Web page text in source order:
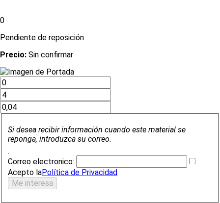
0
Pendiente de reposición
Precio: Sin confirmar
Si desea recibir información cuando este material se
reponga, introduzca su correo.
.
Correo electronico:
Acepto laPolítica de Privacidad